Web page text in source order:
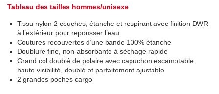
Tableau des tailles hommes/unisexe
Tissu nylon 2 couches, étanche et respirant avec finition DWR
à l’extérieur pour repousser l’eau
Coutures recouvertes d’une bande 100% étanche
Doublure fine, non-absorbante à séchage rapide
Grand col doublé de polaire avec capuchon escamotable
haute visibilité, doublé et parfaitement ajustable
2 grandes poches cargo